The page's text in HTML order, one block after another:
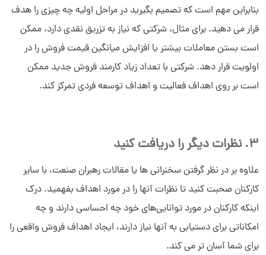
بنابراین مهم است که تصمیم بگیرید در مراحل اولیه چه چیزی را هدف
قرار می دهید. برای مثال، شرکتی که نیاز به تزریق نقدی دارد، ممکن
است بستن معاملات بیشتر یا افزایش میانگین قیمت فروش را در
اولویت قرار دهد. شرکتی با تعداد زیاد کارمند فروش جدید ممکن
است بر روی اهداف فعالیت و اهداف توسعه فردی تمرکز کند.
3. نظرات دیگر را دریافت کنید
علاوه بر در نظر گرفتن سخنرانی ها یا مقالات رهبران صنعت، با سایر
کارکنان صحبت کنید تا نظرات آنها را در مورد اهداف بفهمید. درک
اینکه کارکنان در مورد توانایی‌های خود چه احساسی دارند و چه
امکاناتی برای دستیابی به آنها نیاز دارند، ایجاد اهداف فروش واقعی را
برای شما آسان تر می کند.